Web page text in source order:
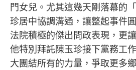
門女兒。尤其這幾天剛落幕的
珍居中協調溝通，讓整起事件
法院積極的傑出問政表現，更
他特別拜託陳玉珍接下黨務工
大團結所有的力量，爭取更多